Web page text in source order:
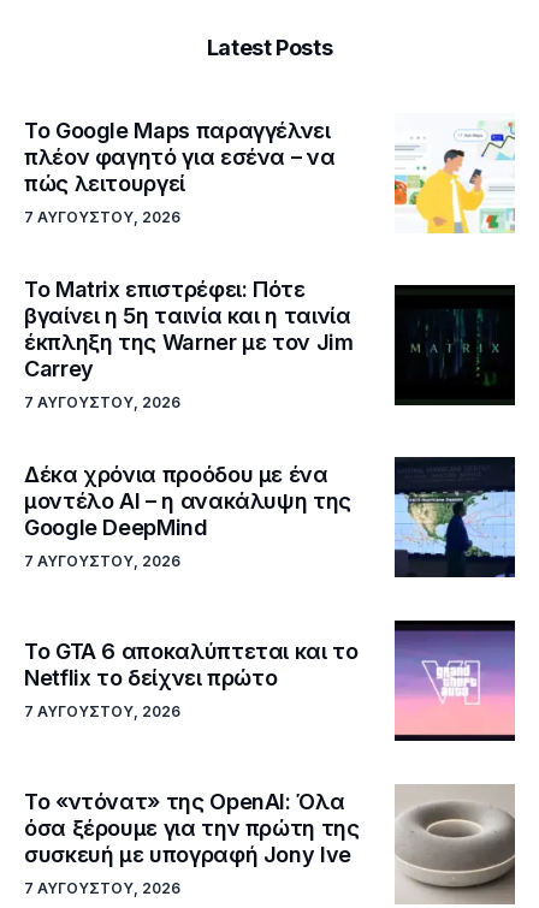
Latest Posts
Το Google Maps παραγγέλνει
πλέον φαγητό για εσένα – να
πώς λειτουργεί
7 ΑΥΓΟΎΣΤΟΥ, 2026
Το Matrix επιστρέφει: Πότε
βγαίνει η 5η ταινία και η ταινία
έκπληξη της Warner με τον Jim
Carrey
7 ΑΥΓΟΎΣΤΟΥ, 2026
Δέκα χρόνια προόδου με ένα
μοντέλο ΑΙ – η ανακάλυψη της
Google DeepMind
7 ΑΥΓΟΎΣΤΟΥ, 2026
Το GTA 6 αποκαλύπτεται και το
Netflix το δείχνει πρώτο
7 ΑΥΓΟΎΣΤΟΥ, 2026
Το «ντόνατ» της OpenAI: Όλα
όσα ξέρουμε για την πρώτη της
συσκευή με υπογραφή Jony Ive
7 ΑΥΓΟΎΣΤΟΥ, 2026